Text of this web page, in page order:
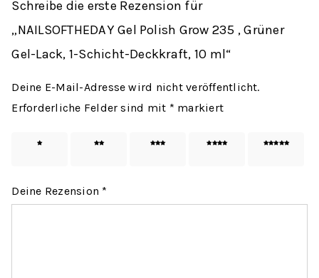
Schreibe die erste Rezension für
„NAILSOFTHEDAY Gel Polish Grow 235 , Grüner
Gel-Lack, 1-Schicht-Deckkraft, 10 ml“
Deine E-Mail-Adresse wird nicht veröffentlicht.
Erforderliche Felder sind mit * markiert
1 von
2 von
3 von
4 von
5 von
Deine Rezension *